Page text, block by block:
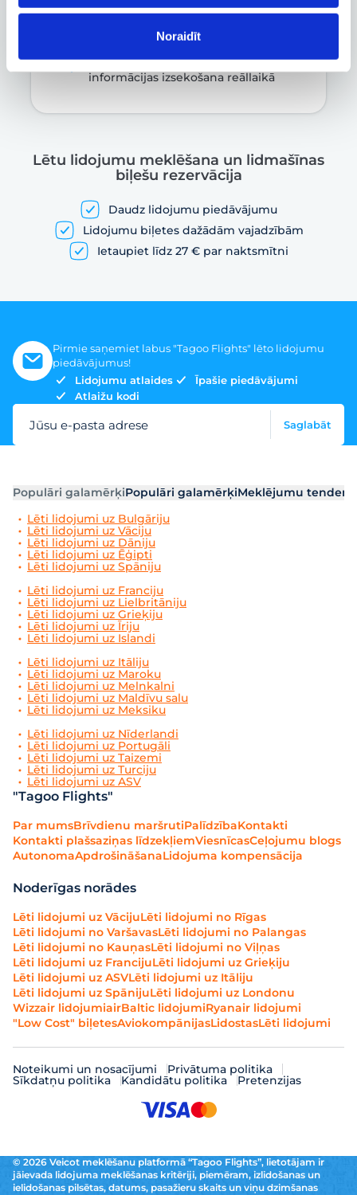
Noraidīt
Lidojuma izsekošana
Lidojuma statusa un citas aktuālās
informācijas izsekošana reāllaikā
Lētu lidojumu meklēšana un lidmašīnas
biļešu rezervācija
Daudz lidojumu piedāvājumu
Lidojumu biļetes dažādām vajadzībām
Ietaupiet līdz 27 € par naktsmītni
Pirmie saņemiet labus "Tagoo Flights" lēto lidojumu
piedāvājumus!
Lidojumu atlaides
Īpašie piedāvājumi
Atlaižu kodi
Jūsu e-pasta adrese Saglabāt
Populāri galamērķiPopulāri galamērķiMeklējumu
Lēti lidojumi uz Bulgāriju
Lēti lidojumi uz Vāciju
Lēti lidojumi uz Dāniju
Lēti lidojumi uz Ēģipti
Lēti lidojumi uz Spāniju
Lēti lidojumi uz Franciju
Lēti lidojumi uz Lielbritāniju
Lēti lidojumi uz Grieķiju
Lēti lidojumi uz Īriju
Lēti lidojumi uz Islandi
Lēti lidojumi uz Itāliju
Lēti lidojumi uz Maroku
Lēti lidojumi uz Melnkalni
Lēti lidojumi uz Maldīvu salu
Lēti lidojumi uz Meksiku
Lēti lidojumi uz Nīderlandi
Lēti lidojumi uz Portugāli
Lēti lidojumi uz Taizemi
Lēti lidojumi uz Turciju
Lēti lidojumi uz ASV
"Tagoo Flights"
Par mumsBrīvdienu maršrutiPalīdzībaKontakti
Kontakti plašsaziņas līdzekļiemViesnīcasCeļojumu blogs
AutonomaApdrošināšanaLidojuma kompensācija
Noderīgas norādes
Lēti lidojumi uz VācijuLēti lidojumi no Rīgas
Lēti lidojumi no VaršavasLēti lidojumi no Palangas
Lēti lidojumi no KauņasLēti lidojumi no Viļņas
Lēti lidojumi uz FrancijuLēti lidojumi uz Grieķiju
Lēti lidojumi uz ASVLēti lidojumi uz Itāliju
Lēti lidojumi uz SpānijuLēti lidojumi uz Londonu
Wizzair lidojumiairBaltic lidojumiRyanair lidojumi
"Low Cost" biļetesAviokompānijasLidostasLēti lidojumi
Noteikumi un nosacījumi Privātuma politika
Sīkdatņu politika Kandidātu politika Pretenzijas
© 2026 Veicot meklēšanu platformā “Tagoo Flights”, lietotājam ir
jāievada lidojuma meklēšanas kritēriji, piemēram, izlidošanas un
ielidošanas pilsētas, datums, pasažieru skaits un viņu dzimšanas